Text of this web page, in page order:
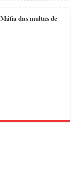
das multas de